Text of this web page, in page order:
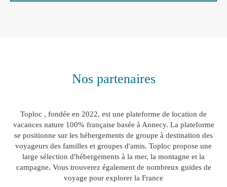
Nos partenaires
Toploc , fondée en 2022, est une plateforme de location de
vacances nature 100% française basée à Annecy. La plateforme
se positionne sur les hébergements de groupe à destination des
voyageurs des familles et groupes d'amis. Toploc propose une
large sélection d'hébergements à la mer, la montagne et la
campagne. Vous trouverez également de nombreux guides de
voyage pour explorer la France